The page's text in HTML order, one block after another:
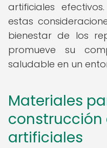
artificiales
estas
bienestar de los
promueve su
saludable en un
Materiales
artificiales